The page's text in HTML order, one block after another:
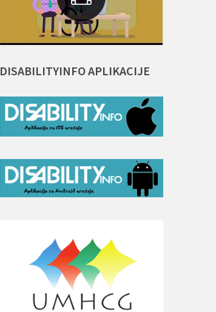
DISABILITYINFOAPLIKACIJE